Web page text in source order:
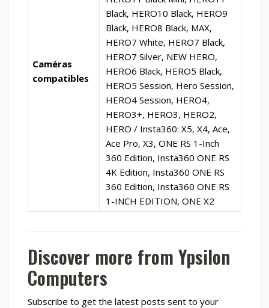
Caméras
compatibles
Black, HERO10 Black, HERO9
Black, HERO8 Black, MAX,
HERO7 White, HERO7 Black,
HERO7 Silver, NEW HERO,
HERO6 Black, HERO5 Black,
HERO5 Session, Hero Session,
HERO4 Session, HERO4,
HERO3+, HERO3, HERO2,
HERO / Insta360: X5, X4, Ace,
Ace Pro, X3, ONE RS 1-Inch
360 Edition, Insta360 ONE RS
4K Edition, Insta360 ONE RS
360 Edition, Insta360 ONE RS
1-INCH EDITION, ONE X2
Discover more from Ypsilon
Computers
Subscribe to get the latest posts sent to your